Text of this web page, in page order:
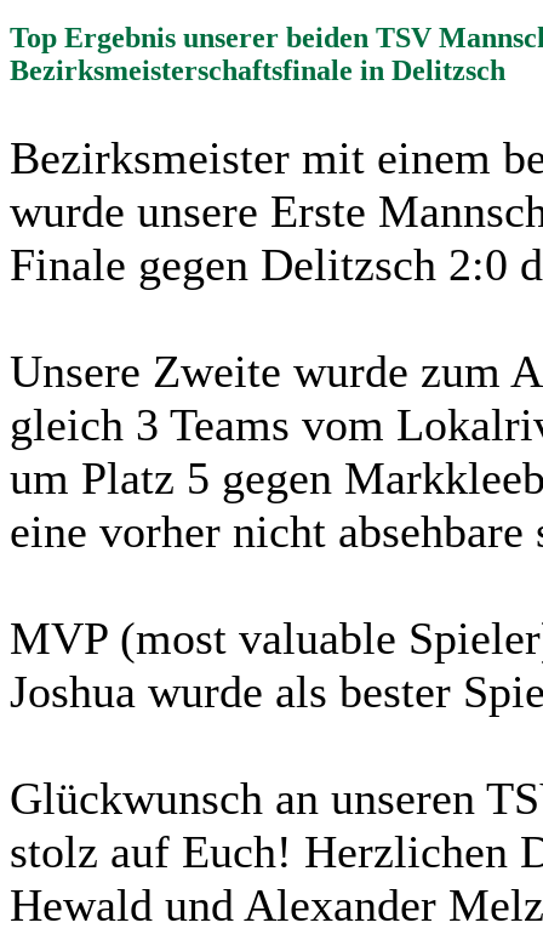
Top Ergebnis unserer beiden TSV
Bezirksmeisterschaftsfinale in Delitzsch
Bezirksmeister mit einem
wurde unsere Erste
Finale gegen Delitzsch 2:0
Unsere Zweite wurde zum
gleich 3 Teams vom
um Platz 5 gegen
eine vorher nicht absehbare
MVP (most valuable
Joshua wurde als bester
Glückwunsch an unseren
stolz auf Euch! Herzlichen
Hewald und Alexander